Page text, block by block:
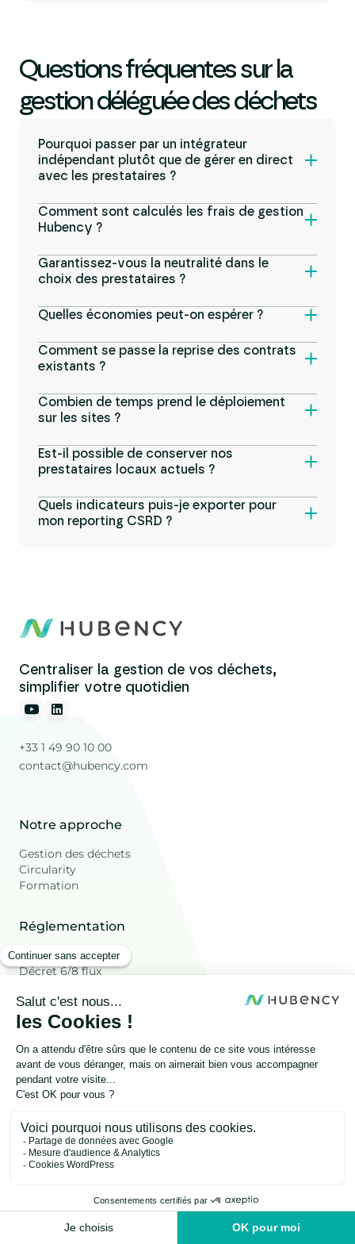
Questions fréquentes sur la
gestion déléguée des déchets
Pourquoi passer par un intégrateur
indépendant plutôt que de gérer en direct
avec les prestataires ?
Comment sont calculés les frais de gestion
Hubency ?
Garantissez-vous la neutralité dans le
choix des prestataires ?
Quelles économies peut-on espérer ?
Comment se passe la reprise des contrats
existants ?
Combien de temps prend le déploiement
sur les sites ?
Est-il possible de conserver nos
prestataires locaux actuels ?
Quels indicateurs puis-je exporter pour
mon reporting CSRD ?
Centraliser la gestion de vos déchets,
simplifier votre quotidien
+33 1 49 90 10 00
contact@hubency.com
Notre approche
Gestion des déchets
Circularity
Formation
Réglementation
TGAP
Décret 6/8 flux
Votre secteur d'activité
Construction
Hôtellerie
Grande distribution
Automotive
Restauration
À propos
Ressources